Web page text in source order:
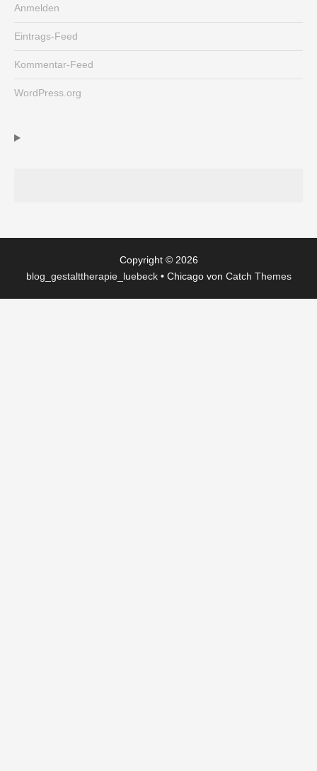
Anmelden
Eintrags-Feed
Kommentar-Feed
WordPress.org
Copyright © 2026
blog_gestalttherapie_luebeck• Chicago von Catch Themes